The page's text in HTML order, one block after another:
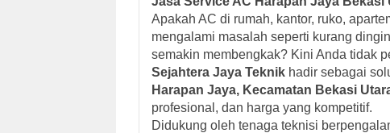
Apakah AC di rumah, kantor, ruko,
mengalami masalah seperti kurang
semakin membengkak? Kini Anda tidak
Sejahtera Jaya Teknik hadir sebagai
Harapan Jaya, Kecamatan Bekasi
profesional, dan harga yang kompetitif.
Didukung oleh tenaga teknisi